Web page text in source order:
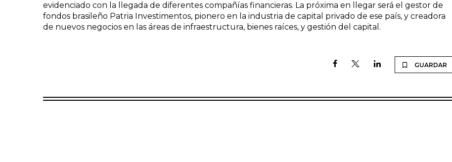
evidenciado con la llegada de diferentes compañías financieras. La próxima en llegar será el gestor de
fondos brasileño Patria Investimentos, pionero en la industria de capital privado de ese país, y creadora
de nuevos negocios en las áreas de infraestructura, bienes raíces, y gestión del capital.
GUARDAR